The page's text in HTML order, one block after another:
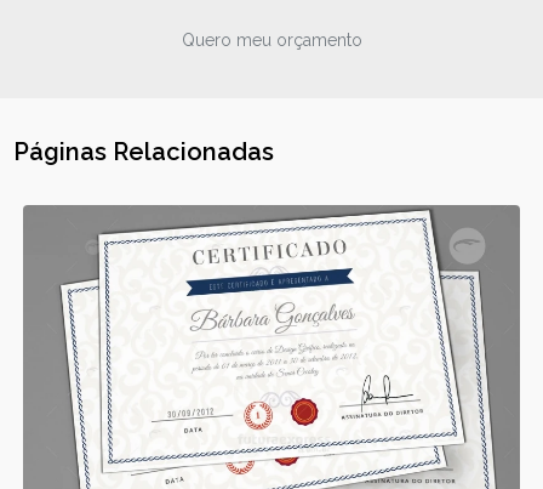
Quero meu orçamento
Páginas Relacionadas